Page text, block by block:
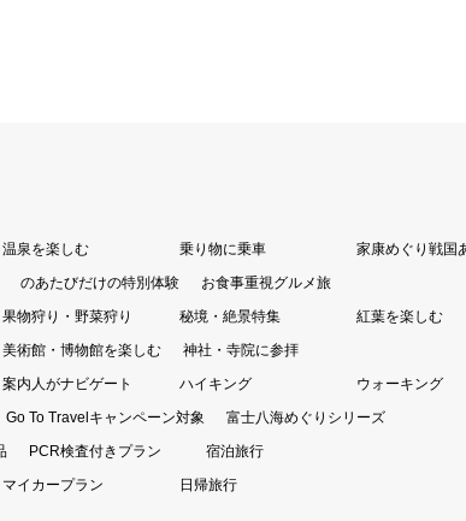
温泉を楽しむ 乗り物に乗車
家康めぐり戦国
のあたびだけの特別体験
お食事重視グルメ旅
果物狩り・野菜狩り 秘境・絶景特集
紅葉を楽しむ
美術館・博物館を楽しむ
神社・寺院に参拝
案内人がナビゲート ハイキング
ウォーキング
Go To Travelキャンペーン対象
富士八海めぐりシリーズ
PCR検査付きプラン
宿泊旅行
マイカープラン 日帰旅行